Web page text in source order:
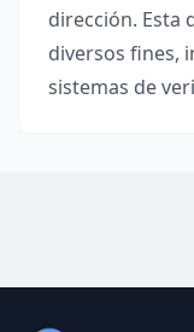
dirección. Esta
diversos fines,
sistemas de